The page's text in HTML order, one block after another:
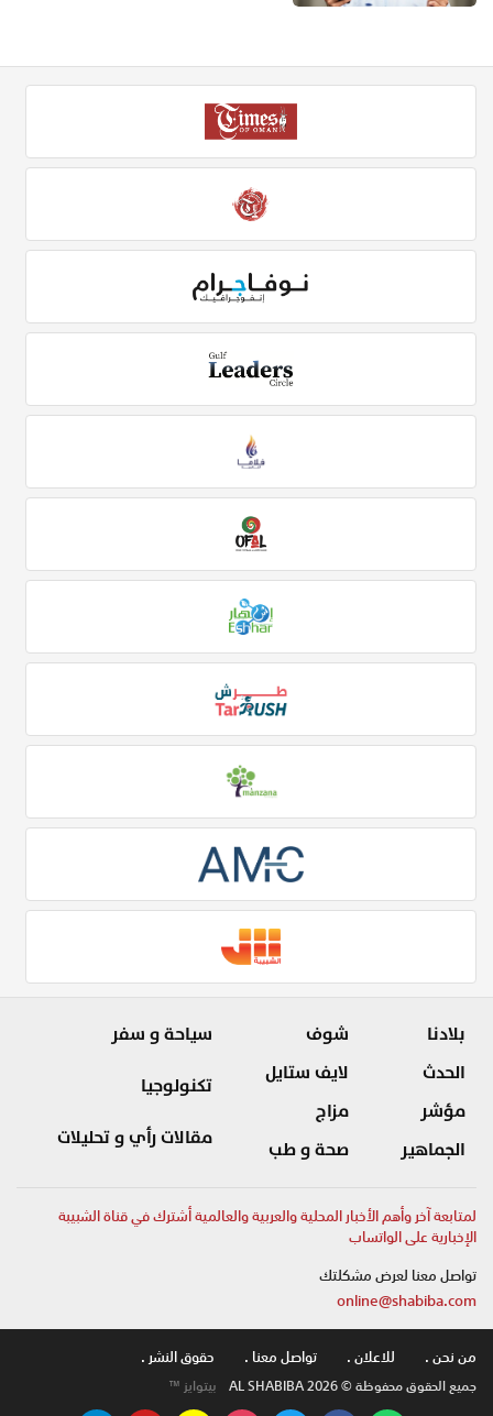
بلادنا
الحدث
مؤشر
الجماهير
شوف
لايف ستايل
مزاج
صحة و طب
سياحة و سفر
تكنولوجيا
مقالات رأي و تحليلات
لمتابعة آخر وأهم الأخبار المحلية والعربية والعالمية أشترك في قناة الشبيبة
الإخبارية على الواتساب
تواصل معنا لعرض مشكلتك
online@shabiba.com
من نحن .
للاعلان . تواصل معنا . حقوق النشر .
جميع الحقوق محفوظة © AL SHABIBA 2026 بيتوايز ™